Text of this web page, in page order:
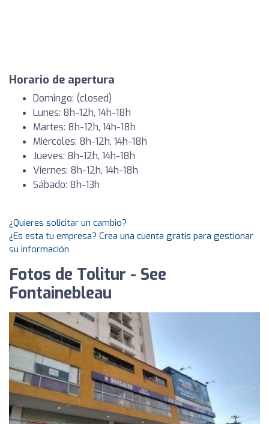
Horario de apertura
Domingo: (closed)
Lunes: 8h-12h, 14h-18h
Martes: 8h-12h, 14h-18h
Miércoles: 8h-12h, 14h-18h
Jueves: 8h-12h, 14h-18h
Viernes: 8h-12h, 14h-18h
Sábado: 8h-13h
¿Quieres solicitar un cambio?
¿Es esta tu empresa? Crea una cuenta gratis para gestionar
su información
Fotos de Tolitur - See
Fontainebleau